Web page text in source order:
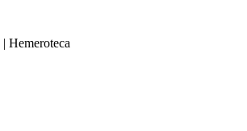
| Hemeroteca